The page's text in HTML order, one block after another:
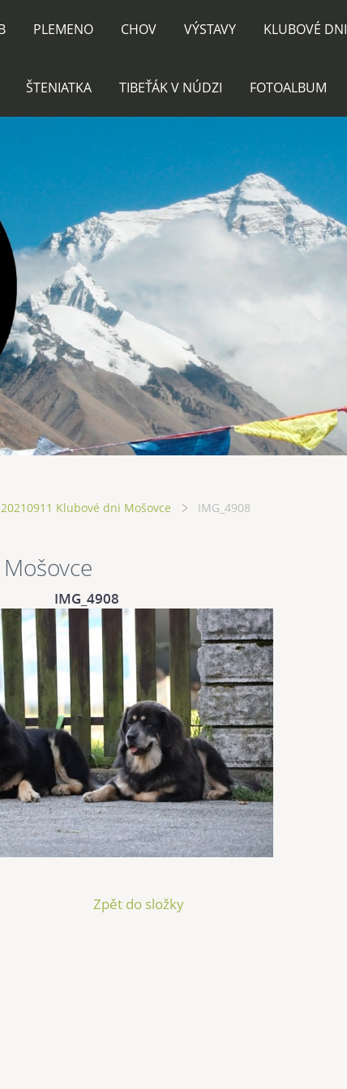
PLEMENO CHOV VÝSTAVY KLUBOVÉ DNI
ŠTENIATKA TIBEŤÁK V NÚDZI FOTOALBUM
20210911 Klubové dni Mošovce IMG_4908
IMG_4908
Zpět do složky